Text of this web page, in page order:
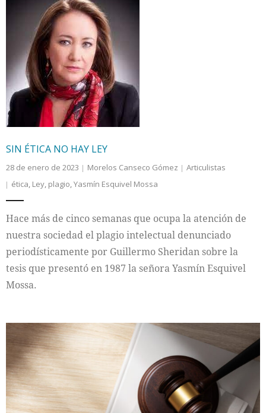
SIN ÉTICA NO HAY LEY
28 de enero de 2023 Morelos Canseco Gómez
Articulistas
ética, Ley, plagio,Yasmín Esquivel Mossa
Hace más de cinco semanas que ocupa la atención de
nuestra sociedad el plagio intelectual denunciado
periodísticamente por Guillermo Sheridan sobre la
tesis que presentó en 1987 la señora Yasmín Esquivel
Mossa.